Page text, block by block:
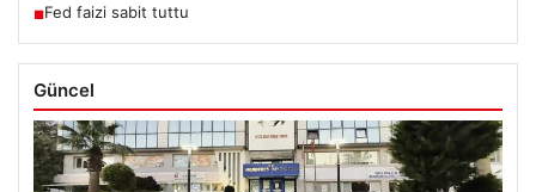
■Fed faizi sabit tuttu
Güncel